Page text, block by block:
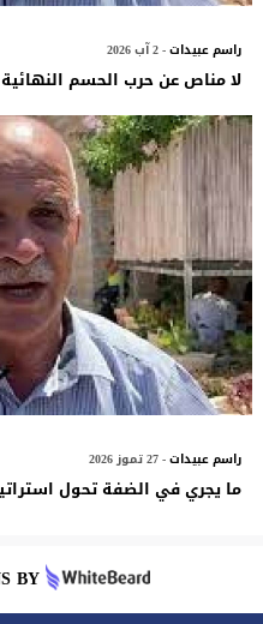
راسم عبيدات- 2 آب 2026
لا مناص عن حرب الحسم النهائية
راسم عبيدات- 27 تموز 2026
ما يجري في الضفة تحول
BY